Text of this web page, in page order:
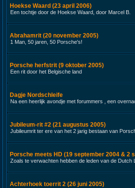
Hoekse Waard (23 april 2006)
Een tochtje door de Hoekse Waard, door Marcel B.
Abrahamrit (20 november 2005)
1 Man, 50 jaren, 50 Porsche's!
Porsche herfstrit (9 oktober 2005)
Een rit door het Belgische land
Dagje Nordschleife
Na een heerlijk avondje met forummers , een
Jubileum-rit #2 (21 augustus 2005)
Jubileumrit ter ere van het 2 jarig bestaan van
Porsche meets HD (19 september 2004 & 2
Zoals te verwachten hebben de leden van de
Achterhoek toerrit 2 (26 juni 2005)